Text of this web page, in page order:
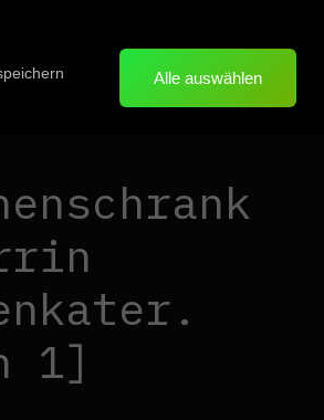
Das
unter
1]
Alle auswählen